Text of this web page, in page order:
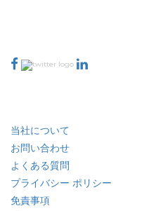
当社について
お問い合わせ
よくある質問
プライバシー ポリシー
免責事項